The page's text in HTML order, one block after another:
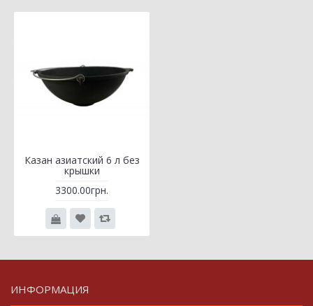
Казан азиатский 6 л без
крышки
3300.00грн.
ИНФОРМАЦИЯ